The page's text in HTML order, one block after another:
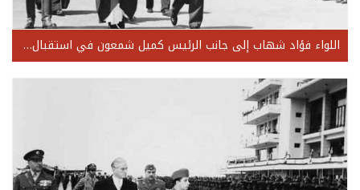
اللواء فؤاد شهاب إلى جانب الرئيس كميل شمعون في استقبال ملك السعودية